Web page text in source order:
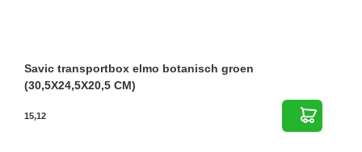
Savic transportbox elmo botanisch groen
(30,5X24,5X20,5 CM)
15,12